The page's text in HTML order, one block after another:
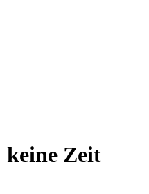
keine Zeit